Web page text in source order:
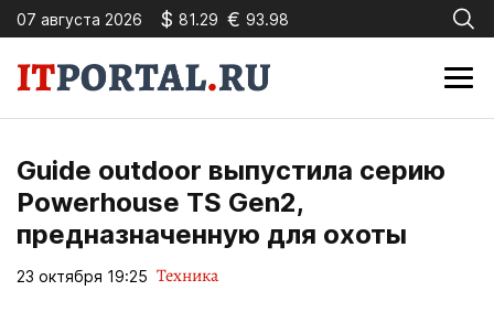
07 августа 2026 $ 81.29 € 93.98
Guide outdoor выпустила серию
Powerhouse TS Gen2,
предназначенную для охоты
23 октября 19:25 Техника